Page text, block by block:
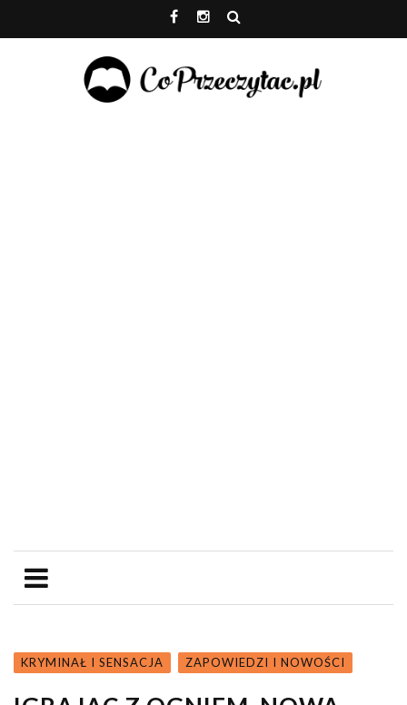
KRYMINAŁ I SENSACJA ZAPOWIEDZI I NOWOŚCI